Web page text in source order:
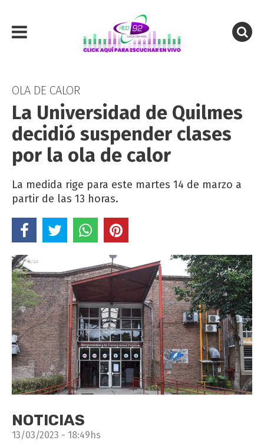
OLA DE CALOR
La Universidad de Quilmes
decidió suspender clases
por la ola de calor
La medida rige para este martes 14 de marzo a
partir de las 13 horas.
NOTICIAS
13/03/2023 - 18:49hs